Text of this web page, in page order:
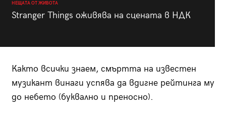
НЕЩАТА ОТ ЖИВОТА
Stranger Things оживява на сцената в НДК
Както всички знаем, смъртта на известен
музикант винаги успява да вдигне рейтинга му
до небето (буквално и преносно).